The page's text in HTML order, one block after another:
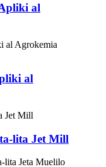
al
al
lita Jet Mill